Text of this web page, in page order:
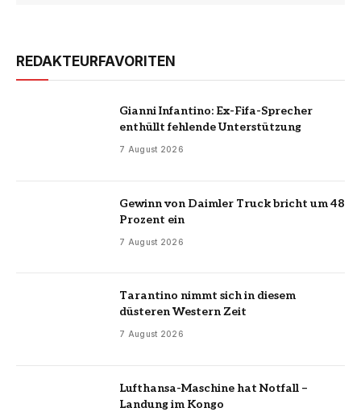
REDAKTEURFAVORITEN
Gianni Infantino: Ex-Fifa-Sprecher
enthüllt fehlende Unterstützung
7 August 2026
Gewinn von Daimler Truck bricht um 48
Prozent ein
7 August 2026
Tarantino nimmt sich in diesem
düsteren Western Zeit
7 August 2026
Lufthansa-Maschine hat Notfall –
Landung im Kongo